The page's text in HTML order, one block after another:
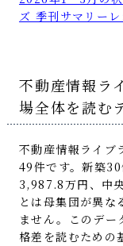
ズ 季刊サマリー
不動産情報ラ
場全体を読む
不動産情報ライブ
49件です。新築
3,987.8万円、中
とは母集団が異な
ません。このデー
格差を読むための